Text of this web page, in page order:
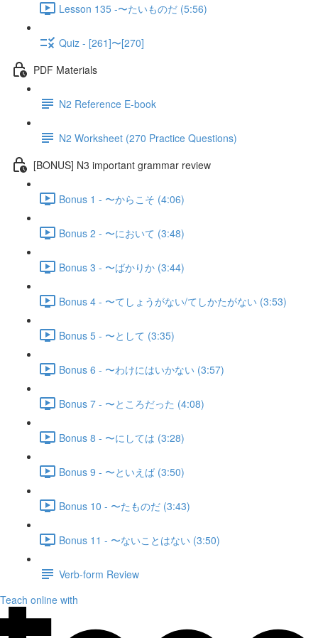
Lesson 135 -〜たいものだ (5:56)
Quiz - [261]〜[270]
PDF Materials
N2 Reference E-book
N2 Worksheet (270 Practice Questions)
[BONUS] N3 important grammar review
Bonus 1 - 〜からこそ (4:06)
Bonus 2 - 〜において (3:48)
Bonus 3 - 〜ばかりか (3:44)
Bonus 4 - 〜てしょうがない/てしかたがない (3:53)
Bonus 5 - 〜として (3:35)
Bonus 6 - 〜わけにはいかない (3:57)
Bonus 7 - 〜ところだった (4:08)
Bonus 8 - 〜にしては (3:28)
Bonus 9 - 〜といえば (3:50)
Bonus 10 - 〜たものだ (3:43)
Bonus 11 - 〜ないことはない (3:50)
Verb-form Review
Teach online with